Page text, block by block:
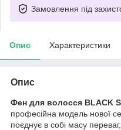
Замовлення під
Опис Характеристики
Опис
Фен для волосся BLACK
професійна модель нової
поєднує в собі масу